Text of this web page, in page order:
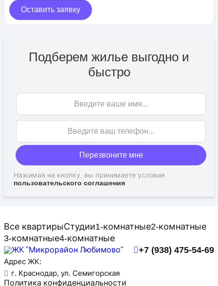
Оставить заявку
Подберем жилье выгодно и
быстро
Перезвоните мне
Нажимая на кнопку, вы принимаете условия
пользовательского соглашения
Все квартирыСтудии1-комнатные2-комнатные
3-комнатные4-комнатные
Адрес ЖК:
г. Краснодар, ул. Семигорская
+7 (938) 475-54-69
Политика конфиденциальности